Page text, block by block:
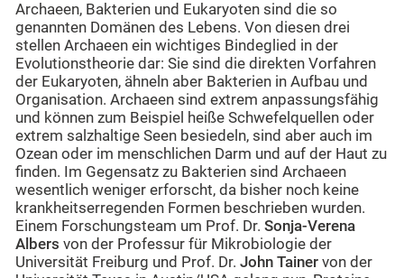
Archaeen, Bakterien und Eukaryoten sind die so
genannten Domänen des Lebens. Von diesen drei
stellen Archaeen ein wichtiges Bindeglied in der
Evolutionstheorie dar: Sie sind die direkten Vorfahren
der Eukaryoten, ähneln aber Bakterien in Aufbau und
Organisation. Archaeen sind extrem anpassungsfähig
und können zum Beispiel heiße Schwefelquellen oder
extrem salzhaltige Seen besiedeln, sind aber auch im
Ozean oder im menschlichen Darm und auf der Haut zu
finden. Im Gegensatz zu Bakterien sind Archaeen
wesentlich weniger erforscht, da bisher noch keine
krankheitserregenden Formen beschrieben wurden.
Einem Forschungsteam um Prof. Dr. Sonja-Verena
Albers von der Professur für Mikrobiologie der
Universität Freiburg und Prof. Dr. John Tainer von der